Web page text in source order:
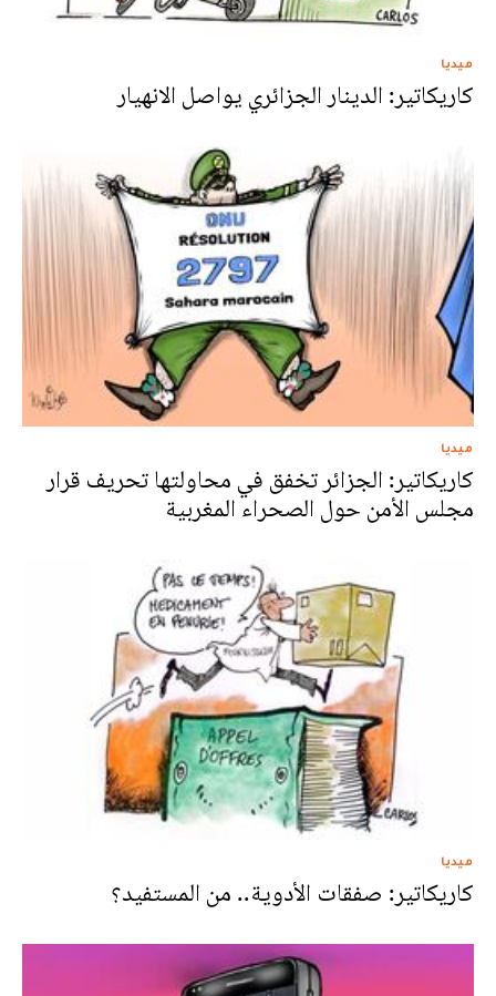
ميديا
كاريكاتير: الدينار الجزائري يواصل الانهيار
ميديا
كاريكاتير: الجزائر تخفق في محاولتها تحريف قرار
مجلس الأمن حول الصحراء المغربية
ميديا
كاريكاتير: صفقات الأدوية.. من المستفيد؟